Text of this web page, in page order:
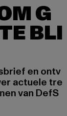
G
BLI
en ontv
actuele tre
van DefS